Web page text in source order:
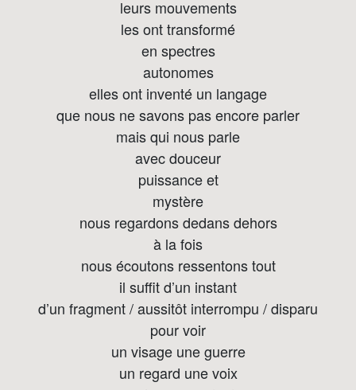
leurs mouvements
les ont transformé
en spectres
autonomes
elles ont inventé un langage
que nous ne savons pas encore parler
mais qui nous parle
avec douceur
puissance et
mystère
nous regardons dedans dehors
à la fois
nous écoutons ressentons tout
il suffit d’un instant
d’un fragment / aussitôt interrompu / disparu
pour voir
un visage une guerre
un regard une voix